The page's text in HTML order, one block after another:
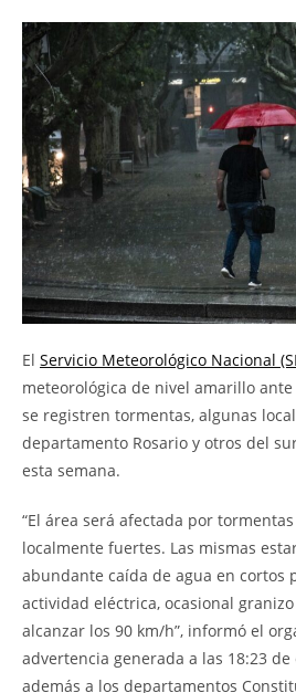
El Servicio Meteorológico Nacional
meteorológica de nivel amarillo
se registren tormentas, algunas
departamento Rosario y otros del
esta semana.
“El área será afectada por
localmente fuertes. Las mismas
abundante caída de agua en cortos
actividad eléctrica, ocasional
alcanzar los 90 km/h”, informó el
advertencia generada a las 18:23
además a los departamentos